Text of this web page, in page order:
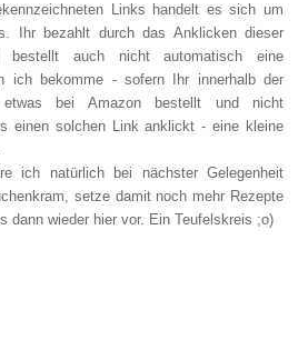
Links handelt es sich um
Ihr bezahlt durch das Anklicken dieser
auch nicht automatisch eine
ich bekomme - sofern Ihr innerhalb der
bei Amazon bestellt und nicht
einen solchen Link anklickt - eine kleine
ich natürlich bei nächster Gelegenheit
setze damit noch mehr Rezepte
dann wieder hier vor. Ein Teufelskreis ;o)